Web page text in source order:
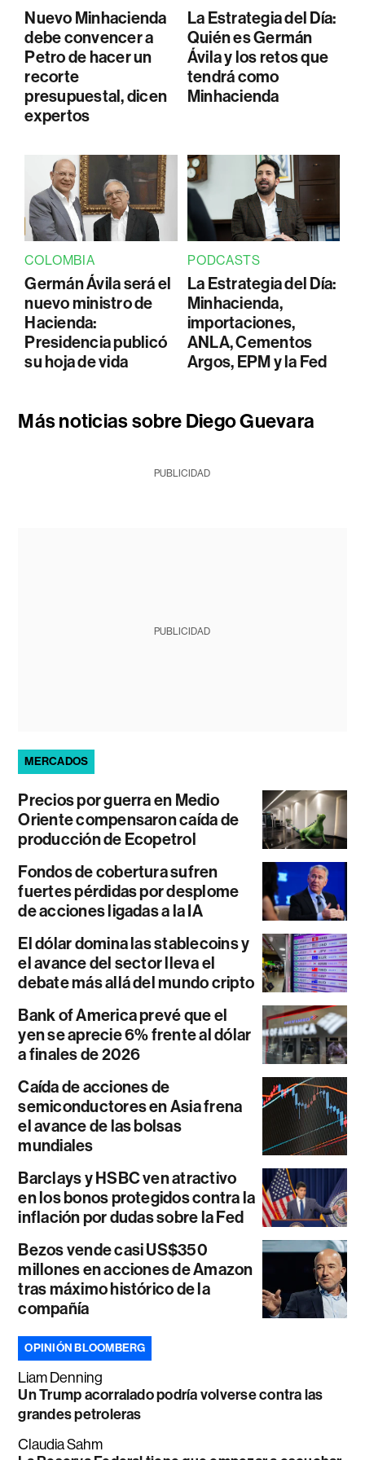
Nuevo Minhacienda
debe convencer a
Petro de hacer un
recorte
presupuestal, dicen
expertos
La Estrategia del Día:
Quién es Germán
Ávila y los retos que
tendrá como
Minhacienda
COLOMBIA
Germán Ávila será el
nuevo ministro de
Hacienda:
Presidencia publicó
su hoja de vida
PODCASTS
La Estrategia del Día:
Minhacienda,
importaciones,
ANLA, Cementos
Argos, EPM y la Fed
Más noticias sobre Diego Guevara
PUBLICIDAD
PUBLICIDAD
MERCADOS
Precios por guerra en Medio
Oriente compensaron caída de
producción de Ecopetrol
Fondos de cobertura sufren
fuertes pérdidas por desplome
de acciones ligadas a la IA
El dólar domina las stablecoins y
el avance del sector lleva el
debate más allá del mundo cripto
Bank of America prevé que el
yen se aprecie 6% frente al dólar
a finales de 2026
Caída de acciones de
semiconductores en Asia frena
el avance de las bolsas
mundiales
Barclays y HSBC ven atractivo
en los bonos protegidos contra la
inflación por dudas sobre la Fed
Bezos vende casi US$350
millones en acciones de Amazon
tras máximo histórico de la
compañía
OPINIÓN BLOOMBERG
Liam Denning
Un Trump acorralado podría volverse contra las
grandes petroleras
Claudia Sahm